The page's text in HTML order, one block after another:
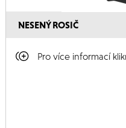
NESENÝ ROSIČ
Pro více informací